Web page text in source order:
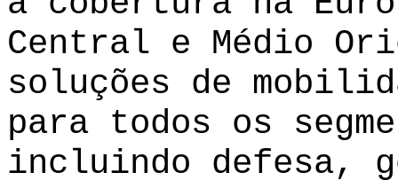
Central e Médio
soluções de
para todos os
incluindo defesa,